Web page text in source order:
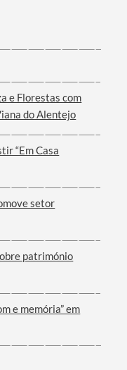
e Florestas com
do Alentejo
“Em Casa
setor
património
e memória” em